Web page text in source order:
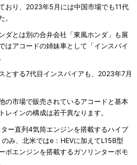
おり、2023年5月には中国市場でも11代
。
ダとは別の合弁会社「東風ホンダ」も展
はアコードの姉妹車として「インスパイ
とする7代目インスパイアも、2023年7月
の市場で販売されているアコードと基本
レインの構成は若干異なります。
ー直列4気筒エンジンを搭載するハイブ
み、北米ではe：HEVに加えてL15B型
ボエンジンを搭載するガソリンターボモ